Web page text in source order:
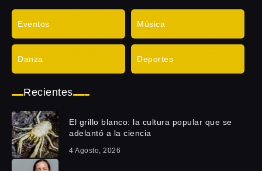
Eventos Música
Danza Deportes
Recientes
El grillo blanco: la cultura popular que se
adelantó a la ciencia
4 Agosto, 2026